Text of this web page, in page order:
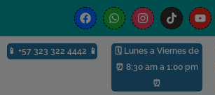
📱 +57 323 322 4442 📱
🗓️ Lunes a Viernes de
⏰ 8:30 am a 1:00 pm
⏰
modal-check